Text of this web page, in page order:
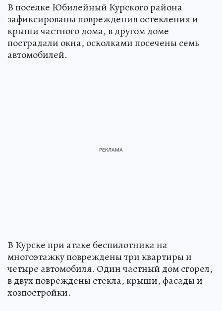
В поселке Юбилейный Курского района
зафиксированы повреждения остекления и
крыши частного дома, в другом доме
пострадали окна, осколками посечены семь
автомобилей.
В Курске при атаке беспилотника на
многоэтажку повреждены три квартиры и
четыре автомобиля. Один частный дом сгорел,
в двух повреждены стекла, крыши, фасады и
хозпостройки.